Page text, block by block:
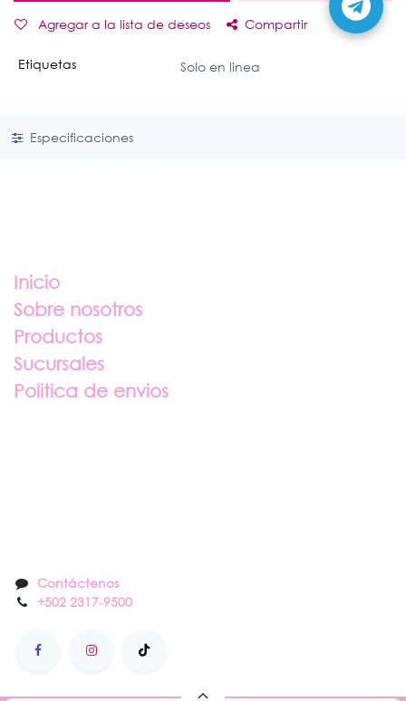
Agregar a la lista de deseos Compartir
Etiquetas Solo en linea
Especificaciones
Inicio
Sobre nosotros
Productos
Sucursales
Politica de envios
Contáctenos
+502 2317-9500